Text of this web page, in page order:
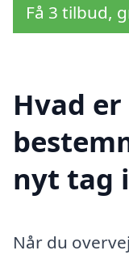
Få 3 tilbud,
Hvad
nyt tag
Når du